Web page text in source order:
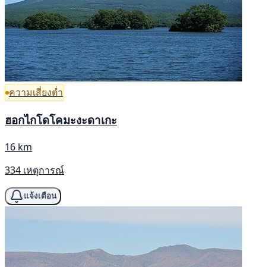
ความเสี่ยงต่ำ
ฮอกไกโดโคมะงะดาเกะ
16 km
334 เหตุการณ์
แจ้งเตือน